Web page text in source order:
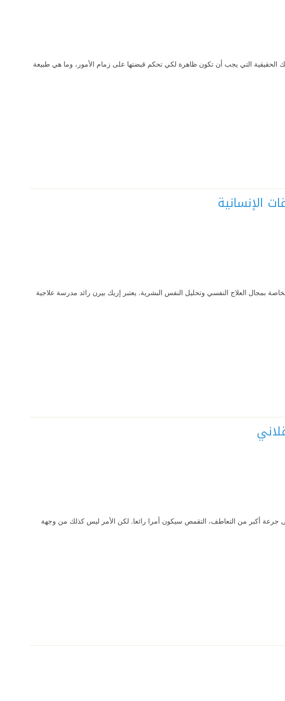
التي يجب أن تكون ظاهرة لكي تحكم قبضتها على زمام الأمور، وما هي طبيعة
الإنسانية
بمجال العلاج النفسي وتحليل النفس البشرية. يعتبر إريك بيرن رائد مدرسة علاجية
جرعة أكبر من التعاطف، التقمص سيكون أمرا رائعا. لكن الأمر ليس كذلك من وجهة